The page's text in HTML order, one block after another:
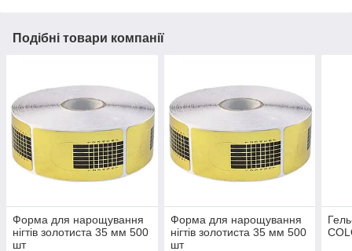
Подібні товари компанії
Форма для нарощування
нігтів золотиста 35 мм 500
шт
Форма для нарощування
нігтів золотиста 35 мм 500
шт